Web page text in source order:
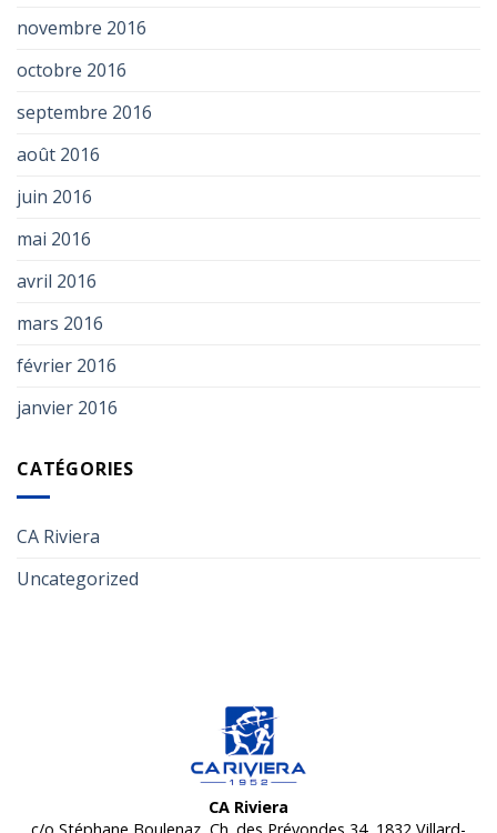
novembre 2016
octobre 2016
septembre 2016
août 2016
juin 2016
mai 2016
avril 2016
mars 2016
février 2016
janvier 2016
CATÉGORIES
CA Riviera
Uncategorized
CA Riviera